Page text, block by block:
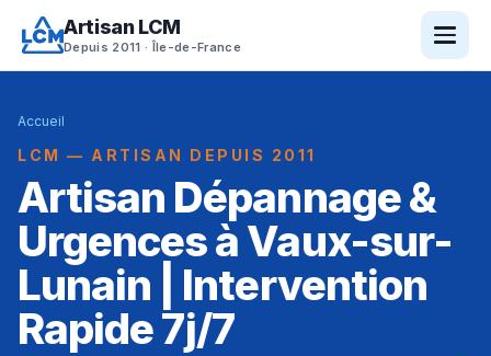
Artisan LCM
Depuis 2011 · Île-de-France
Accueil
LCM — ARTISAN DEPUIS 2011
Artisan Dépannage &
Urgences à Vaux-sur-
Lunain | Intervention
Rapide 7j/7